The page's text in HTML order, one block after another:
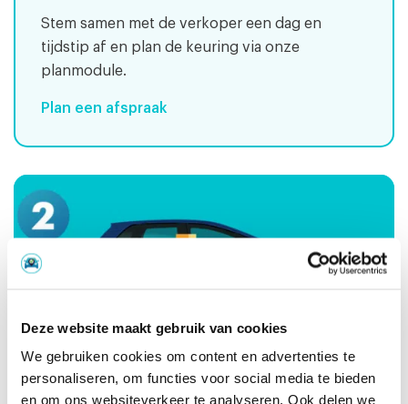
Deze website maakt gebruik van cookies
We gebruiken cookies om content en advertenties te
personaliseren, om functies voor social media te bieden
en om ons websiteverkeer te analyseren. Ook delen we
Stem samen met de verkoper een dag en
tijdstip af en plan de keuring via onze
planmodule.
Plan een afspraak